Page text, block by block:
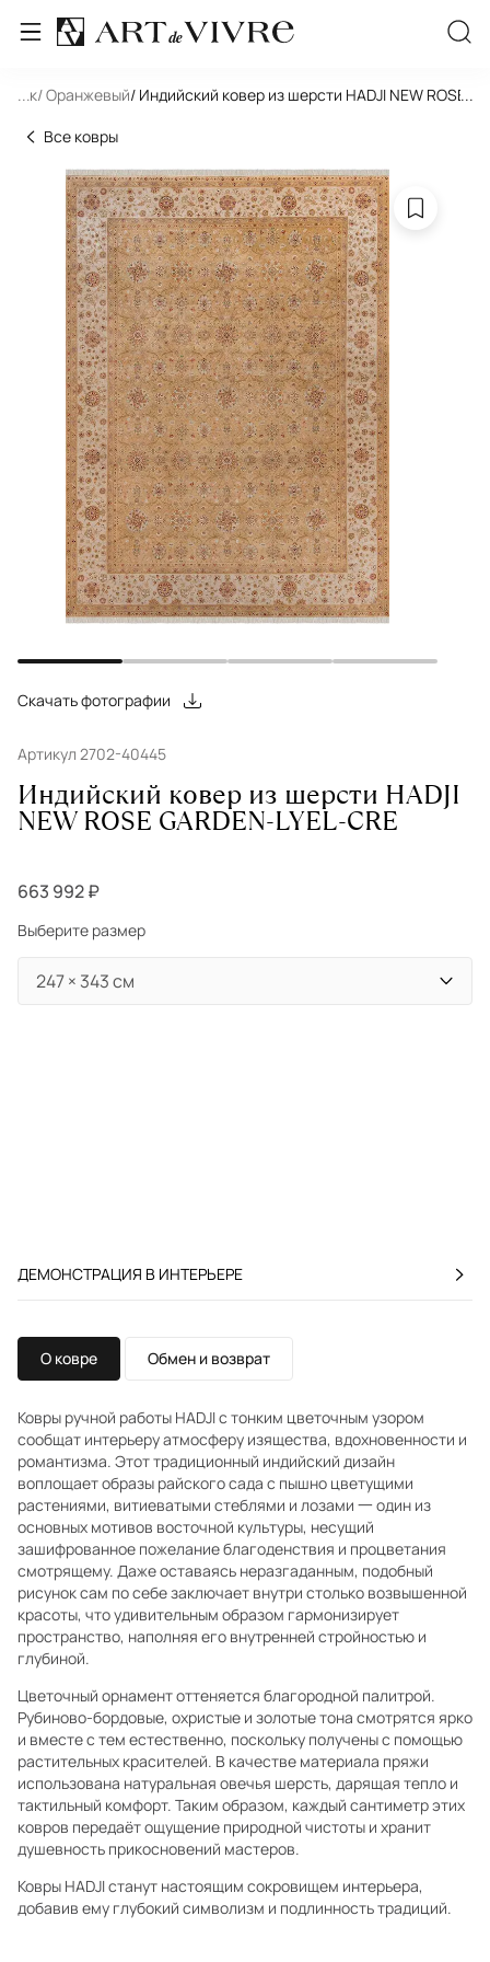
... / Оранжевый/ Индийский ковер из шерсти HADJI NEW ROSE...
Все ковры
Скачать фотографии
Артикул 2702-40445
Индийский ковер из шерсти HADJI
NEW ROSE GARDEN-LYEL-CRE
663 992 ₽
Выберите размер
ДЕМОНСТРАЦИЯ В ИНТЕРЬЕРЕ
О ковре Обмен и возврат
Ковры ручной работы HADJI с тонким цветочным узором
сообщат интерьеру атмосферу изящества, вдохновенности и
романтизма. Этот традиционный индийский дизайн
воплощает образы райского сада с пышно цветущими
растениями, витиеватыми стеблями и лозами 一 один из
основных мотивов восточной культуры, несущий
зашифрованное пожелание благоденствия и процветания
смотрящему. Даже оставаясь неразгаданным, подобный
рисунок сам по себе заключает внутри столько возвышенной
красоты, что удивительным образом гармонизирует
пространство, наполняя его внутренней стройностью и
глубиной.
Цветочный орнамент оттеняется благородной палитрой.
Рубиново-бордовые, охристые и золотые тона смотрятся ярко
и вместе с тем естественно, поскольку получены с помощью
растительных красителей. В качестве материала пряжи
использована натуральная овечья шерсть, дарящая тепло и
тактильный комфорт. Таким образом, каждый сантиметр этих
ковров передаёт ощущение природной чистоты и хранит
душевность прикосновений мастеров.
Ковры HADJI станут настоящим сокровищем интерьера,
добавив ему глубокий символизм и подлинность традиций.